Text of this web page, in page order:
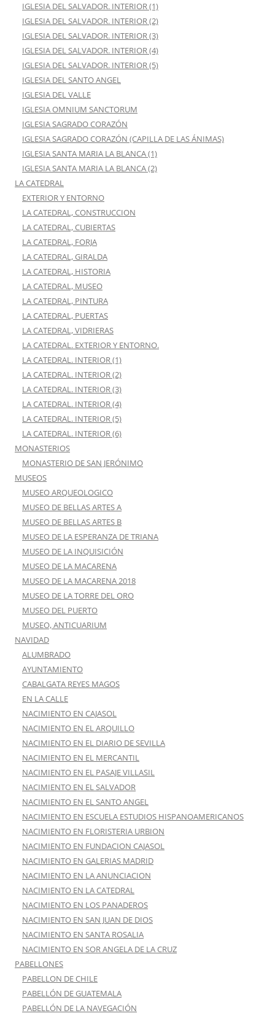
IGLESIA DEL SALVADOR. INTERIOR (1)
IGLESIA DEL SALVADOR. INTERIOR (2)
IGLESIA DEL SALVADOR. INTERIOR (3)
IGLESIA DEL SALVADOR. INTERIOR (4)
IGLESIA DEL SALVADOR. INTERIOR (5)
IGLESIA DEL SANTO ANGEL
IGLESIA DEL VALLE
IGLESIA OMNIUM SANCTORUM
IGLESIA SAGRADO CORAZÓN
IGLESIA SAGRADO CORAZÓN (CAPILLA DE LAS ÁNIMAS)
IGLESIA SANTA MARIA LA BLANCA (1)
IGLESIA SANTA MARIA LA BLANCA (2)
LA CATEDRAL
EXTERIOR Y ENTORNO
LA CATEDRAL, CONSTRUCCION
LA CATEDRAL, CUBIERTAS
LA CATEDRAL, FORJA
LA CATEDRAL, GIRALDA
LA CATEDRAL, HISTORIA
LA CATEDRAL, MUSEO
LA CATEDRAL, PINTURA
LA CATEDRAL, PUERTAS
LA CATEDRAL, VIDRIERAS
LA CATEDRAL. EXTERIOR Y ENTORNO.
LA CATEDRAL. INTERIOR (1)
LA CATEDRAL. INTERIOR (2)
LA CATEDRAL. INTERIOR (3)
LA CATEDRAL. INTERIOR (4)
LA CATEDRAL. INTERIOR (5)
LA CATEDRAL. INTERIOR (6)
MONASTERIOS
MONASTERIO DE SAN JERÓNIMO
MUSEOS
MUSEO ARQUEOLOGICO
MUSEO DE BELLAS ARTES A
MUSEO DE BELLAS ARTES B
MUSEO DE LA ESPERANZA DE TRIANA
MUSEO DE LA INQUISICIÓN
MUSEO DE LA MACARENA
MUSEO DE LA MACARENA 2018
MUSEO DE LA TORRE DEL ORO
MUSEO DEL PUERTO
MUSEO, ANTICUARIUM
NAVIDAD
ALUMBRADO
AYUNTAMIENTO
CABALGATA REYES MAGOS
EN LA CALLE
NACIMIENTO EN CAJASOL
NACIMIENTO EN EL ARQUILLO
NACIMIENTO EN EL DIARIO DE SEVILLA
NACIMIENTO EN EL MERCANTIL
NACIMIENTO EN EL PASAJE VILLASIL
NACIMIENTO EN EL SALVADOR
NACIMIENTO EN EL SANTO ANGEL
NACIMIENTO EN ESCUELA ESTUDIOS HISPANOAMERICANOS
NACIMIENTO EN FLORISTERIA URBION
NACIMIENTO EN FUNDACION CAJASOL
NACIMIENTO EN GALERIAS MADRID
NACIMIENTO EN LA ANUNCIACION
NACIMIENTO EN LA CATEDRAL
NACIMIENTO EN LOS PANADEROS
NACIMIENTO EN SAN JUAN DE DIOS
NACIMIENTO EN SANTA ROSALIA
NACIMIENTO EN SOR ANGELA DE LA CRUZ
PABELLONES
PABELLON DE CHILE
PABELLÓN DE GUATEMALA
PABELLÓN DE LA NAVEGACIÓN